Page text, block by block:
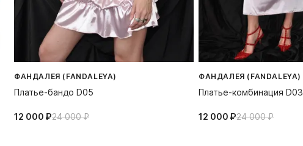
ФАНДАЛЕЯ (FANDALEYA)
Платье-бандо D05
12 000⁠ ⁠₽24 000⁠ ⁠₽
ФАНДАЛЕЯ (FANDALEYA)
Платье-комбинация D03
12 000⁠ ⁠₽24 000⁠ ⁠₽